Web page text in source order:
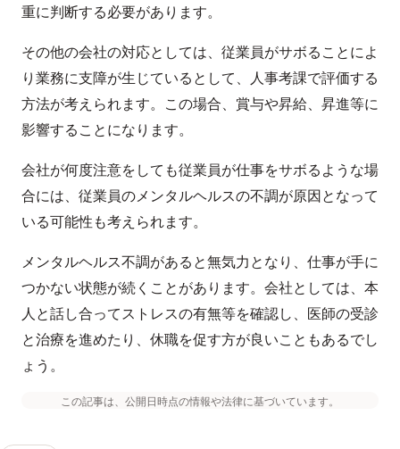
重に判断する必要があります。
その他の会社の対応としては、従業員がサボることによ
り業務に支障が生じているとして、人事考課で評価する
方法が考えられます。この場合、賞与や昇給、昇進等に
影響することになります。
会社が何度注意をしても従業員が仕事をサボるような場
合には、従業員のメンタルヘルスの不調が原因となって
いる可能性も考えられます。
メンタルヘルス不調があると無気力となり、仕事が手に
つかない状態が続くことがあります。会社としては、本
人と話し合ってストレスの有無等を確認し、医師の受診
と治療を進めたり、休職を促す方が良いこともあるでし
ょう。
この記事は、公開日時点の情報や法律に基づいています。